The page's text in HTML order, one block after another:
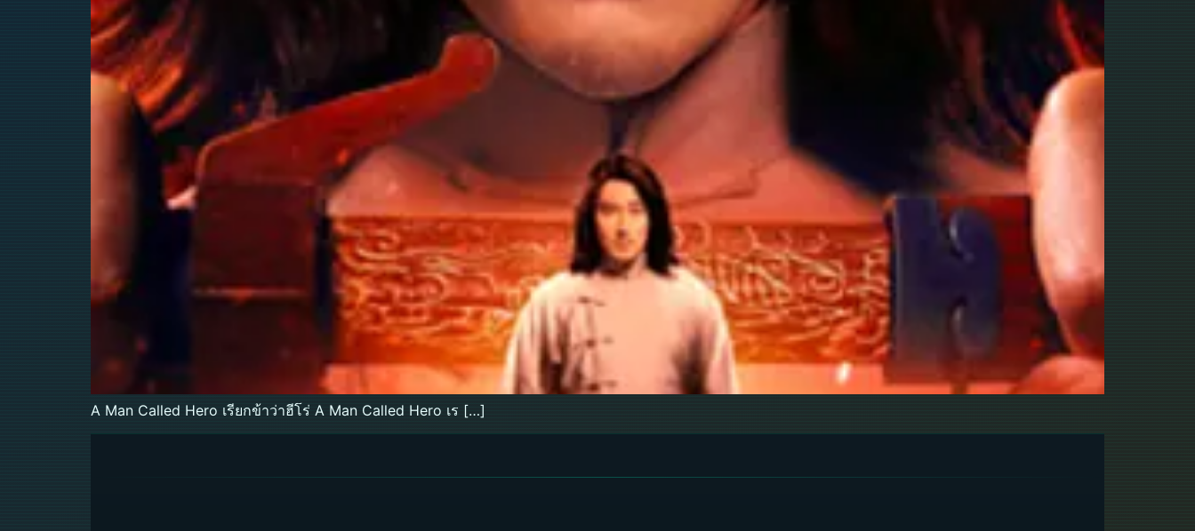
A Man Called Hero เรียกข้าว่าฮีโร่ A Man Called Hero เร […]